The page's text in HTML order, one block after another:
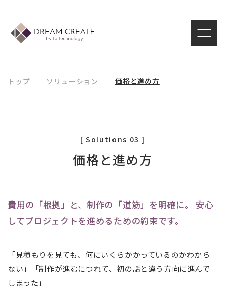
トップ ソリューション 価格と進め方
[ Solutions 03 ]
価格と進め方
費用の「根拠」と、制作の「道筋」を明確に。 安心
してプロジェクトを進めるための約束です。
「見積もりを見ても、何にいくらかかっているのかわから
ない」「制作が進むにつれて、初の話と違う方向に進んで
しまった」